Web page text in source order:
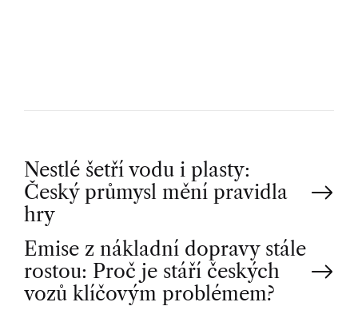
P
o
s
t
Nestlé šetří vodu i plasty:
Český průmysl mění pravidla
hry
Emise z nákladní dopravy stále
rostou: Proč je stáří českých
vozů klíčovým problémem?